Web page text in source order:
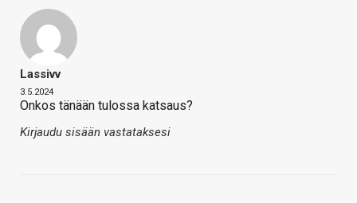
Lassivv
3.5.2024
Onkos tänään tulossa katsaus?
Kirjaudu sisään vastataksesi